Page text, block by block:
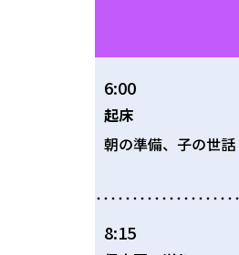
6:00
起床
朝の準備、子の世話
8:15